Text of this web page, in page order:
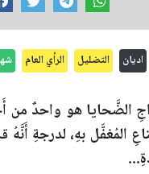
اديان التضليل الرأي العام
الضَّحايا هو واحدٌ من
المُغفَّل بهِ، لدرجةِ